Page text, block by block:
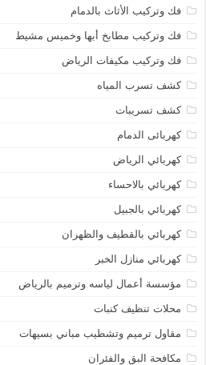
فك وتركيب الأثاث بالدمام
فك وتركيب مطابخ أبها وخميس مشيط
فك وتركيب مكيفات الرياض
كشف تسرب المياه
كشف تسريبات
كهربائى الدمام
كهربائي الرياض
كهربائي بالاحساء
كهربائي بالجبيل
كهربائي بالقطيف والظهران
كهربائي منازل الخبر
مؤسسة أعمال لياسه وترميم بالرياض
محلات تنظيف كنبات
مقاول ترميم وتشطيب مباني بسيهات
مكافحة البق والفئران